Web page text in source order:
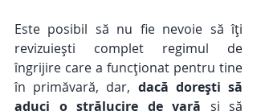
Este posibil să nu fie nevoie să îți
revizuiești complet regimul de
îngrijire care a funcționat pentru tine
în primăvară, dar, dacă dorești să
aduci o strălucire de vară și să